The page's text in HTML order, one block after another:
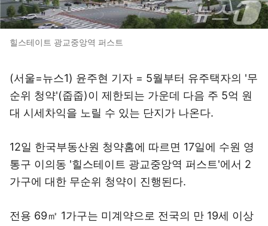
힐스테이트 광교중앙역 퍼스트
(서울=뉴스1) 윤주현 기자 = 5월부터 유주택자의 '무
순위 청약'(줍줍)이 제한되는 가운데 다음 주 5억 원
대 시세차익을 노릴 수 있는 단지가 나온다.
12일 한국부동산원 청약홈에 따르면 17일에 수원 영
통구 이의동 '힐스테이트 광교중앙역 퍼스트'에서 2
가구에 대한 무순위 청약이 진행된다.
전용 69㎡ 1가구는 미계약으로 전국의 만 19세 이상